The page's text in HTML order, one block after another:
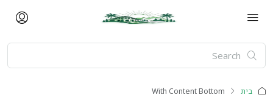
בית With Content Bottom